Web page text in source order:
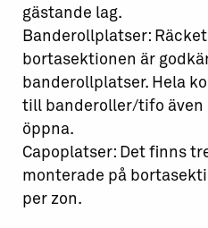
gästande lag.
Banderollplatser:
bortasektionen är
banderollplatser. Hela
till banderoller/tifo även
öppna.
Capoplatser: Det finns
monterade på
per zon.